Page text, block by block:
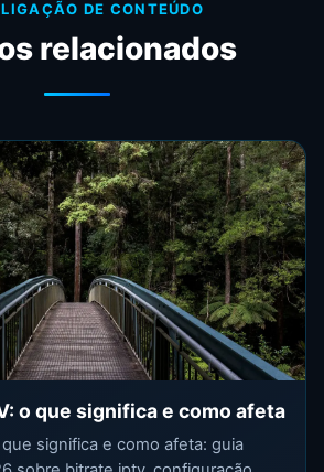
DE CONTEÚDO
relacionados
o que significa e como afeta
significa e como afeta: guia